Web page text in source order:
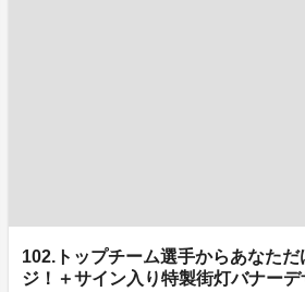
102.トップチーム選手からあなた
ジ！＋サイン入り特製街灯バナー